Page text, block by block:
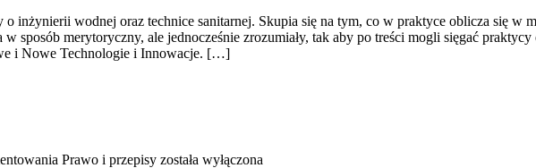
inżynierii wodnej oraz technice sanitarnej. Skupia się na tym, co w praktyce oblicza się w
w sposób merytoryczny, ale jednocześnie zrozumiały, tak aby po treści mogli sięgać
i Nowe Technologie i Innowacje. […]
Prawo i przepisy została wyłączona